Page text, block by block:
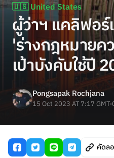
🇺🇸 United States
ผู้ว่าฯ แคลิฟอร์
'ร่างกฎหมาย
เป้าบังคับใช้ปี
Pongsapak Rochjana
15 Oct 2023 AT 7:17 GMT-
คัดล